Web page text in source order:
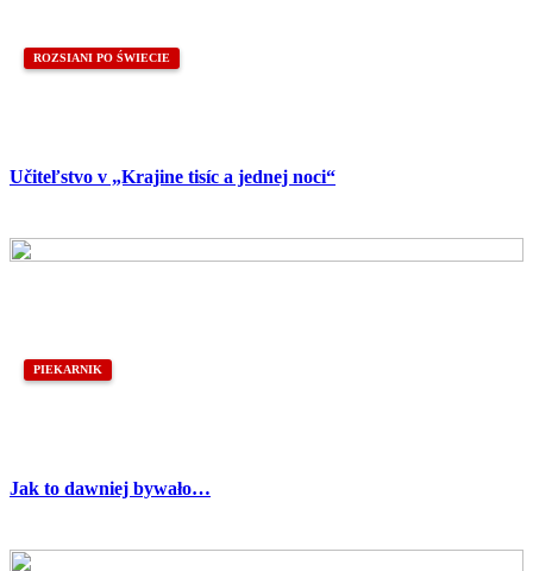
ROZSIANI PO ŚWIECIE
Učiteľstvo v „Krajine tisíc a jednej noci“
PIEKARNIK
Jak to dawniej bywało…